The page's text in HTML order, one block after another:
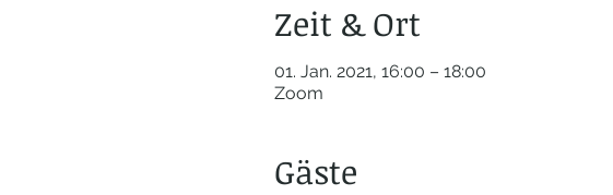
Zeit & Ort
01. Jan. 2021, 16:00 – 18:00
Zoom
Gäste